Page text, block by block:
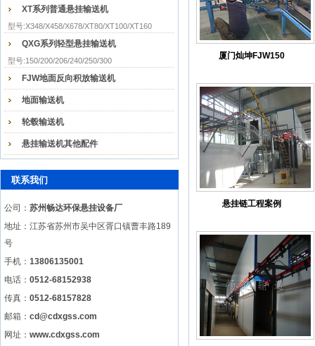
XT系列普通悬挂输送机
型号:X348/X458/X678/XT80/XT100/XT160
QXG系列轻型悬挂输送机
型号:150/200/206/240/250/300
FJW地面反向积放输送机
地面输送机
轮毂输送机
悬挂输送机其他配件
联系我们
公司： 苏州畅达环保悬挂设备厂
地址：江苏省苏州市吴中区胥口镇曹丰路189
号
手机： 13806135001
电话： 0512-68152938
传真： 0512-68157828
邮箱： cd@cdxgss.com
网址： www.cdxgss.com
厦门灿坤FJW150
悬挂链工程案例